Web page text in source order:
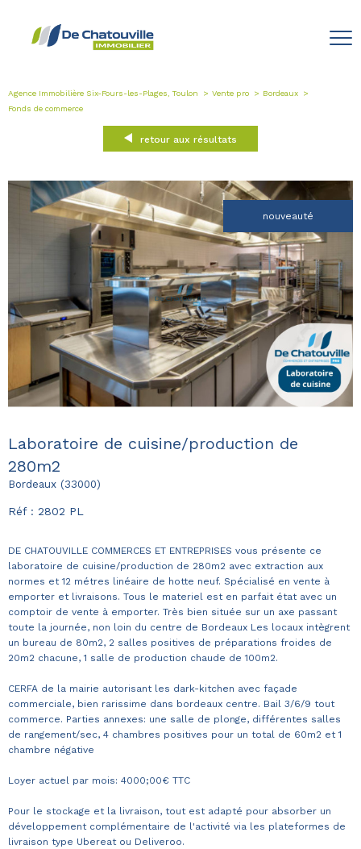
Agence Immobilière Six-Fours-les-Plages, Toulon Vente pro
Bordeaux
Fonds de commerce
retour aux résultats
nouveauté
Laboratoire de cuisine/production de
280m2
Bordeaux (33000)
Réf : 2802 PL
DE CHATOUVILLE COMMERCES ET ENTREPRISES vous présente ce
laboratoire de cuisine/production de 280m2 avec extraction aux
normes et 12 métres linéaire de hotte neuf. Spécialisé en vente à
emporter et livraisons. Tous le materiel est en parfait état avec un
comptoir de vente à emporter. Très bien située sur un axe passant
toute la journée, non loin du centre de Bordeaux Les locaux intègrent
un bureau de 80m2, 2 salles positives de préparations froides de
20m2 chacune, 1 salle de production chaude de 100m2.
CERFA de la mairie autorisant les dark-kitchen avec façade
commerciale, bien rarissime dans bordeaux centre. Bail 3/6/9 tout
commerce. Parties annexes: une salle de plonge, différentes salles
de rangement/sec, 4 chambres positives pour un total de 60m2 et 1
chambre négative
Loyer actuel par mois: 4000;00€ TTC
Pour le stockage et la livraison, tout est adapté pour absorber un
développement complémentaire de l'activité via les plateformes de
livraison type Ubereat ou Deliveroo.